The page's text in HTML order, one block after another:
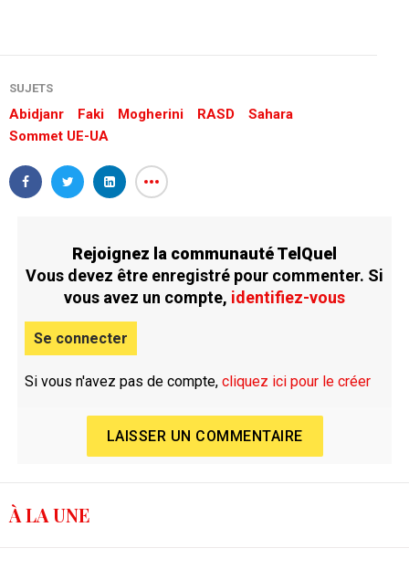
SUJETS
Abidjanr Faki Mogherini RASD
Sahara
Sommet UE-UA
Rejoignez la communauté TelQuel
Vous devez être enregistré pour commenter. Si
vous avez un compte, identifiez-vous
Se connecter
Si vous n'avez pas de compte, cliquez ici pour le créer
LAISSER UN COMMENTAIRE
À LA UNE